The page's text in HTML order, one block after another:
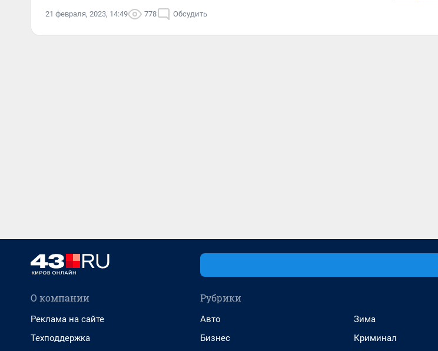
21 февраля, 2023, 14:49 778 Обсудить
О компании
Реклама на сайте
Техподдержка
Рубрики
Авто
Бизнес
Зима
Криминал